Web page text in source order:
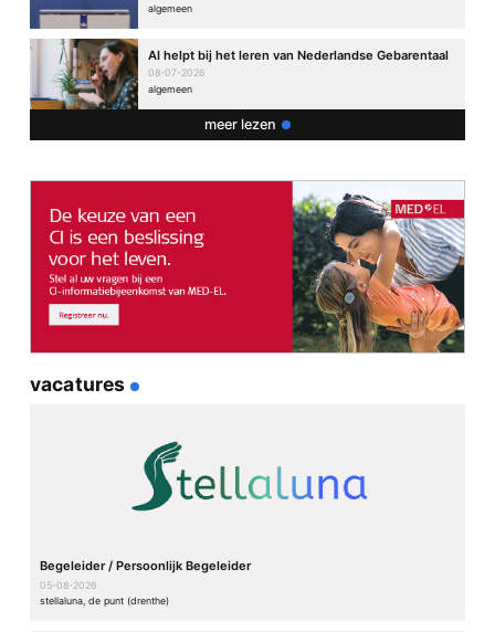
Wil Groot
Prachtig om te lezen hoe je de uitdaging aangaat en ben
???
Knuffels ? voor jullie beiden ?
Beantwoord
23/06/2023 00:01
je me deelgenoot hebt gemaakt en dat ik me nu
nemen en ik ben enorm blij dat het allemaal goed is
gegaan. Ik wens je veel plezier en ook veel sterkte
met het aanpassingsproces en ik hoop dat vanaf nu
luisteren niet meer vermoeiend voor je zal zijn.
Margot Van der voort
algemeen
AI helpt bij het leren van Nederlandse Gebarentaal
08-07-2026
algemeen
meer lezen
vacatures
Begeleider / Persoonlijk Begeleider
05-08-2026
stellaluna, de punt (drenthe)